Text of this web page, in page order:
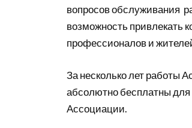
вопросов обслуживания
возможность привлекать
профессионалов и
За несколько лет работы
абсолютно бесплатны
Ассоциации.